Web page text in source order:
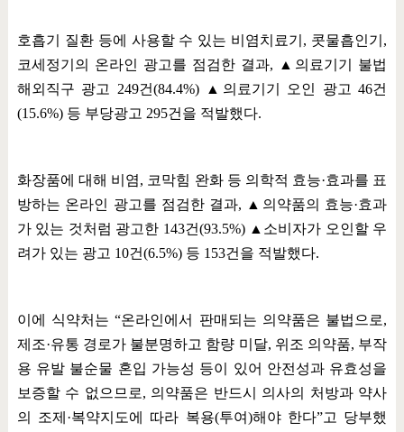
호흡기 질환 등에 사용할 수 있는 비염치료기 , 콧물흡인기 ,
코세정기의 온라인 광고를 점검한 결과, ▲ 의료기기 불법
해외직구 광고 249건(84.4%) ▲ 의료기기 오인 광고46건
(15.6%) 등 부당광고 295건을 적발했다.
화장품에 대해 비염, 코막힘 완화 등 의학적 효능·효과를 표
방하는 온라인 광고를 점검한 결과, ▲ 의약품의 효능·효과
가 있는 것처럼 광고한 143건(93.5%) ▲ 소비자가 오인할 우
려가 있는 광고 10건(6.5%) 등 153건을 적발했다.
이에 식약처는“온라인에서 판매되는 의약품은 불법으로,
제조·유통 경로가 불분명하고 함량 미달, 위조 의약품, 부작
용 유발 불순물 혼입 가능성 등이 있어 안전성과 유효성을
보증할 수 없으므로, 의약품은 반드시 의사의 처방과 약사
의 조제 ·복약지도에 따라 복용(투여)해야 한다”고 당부했